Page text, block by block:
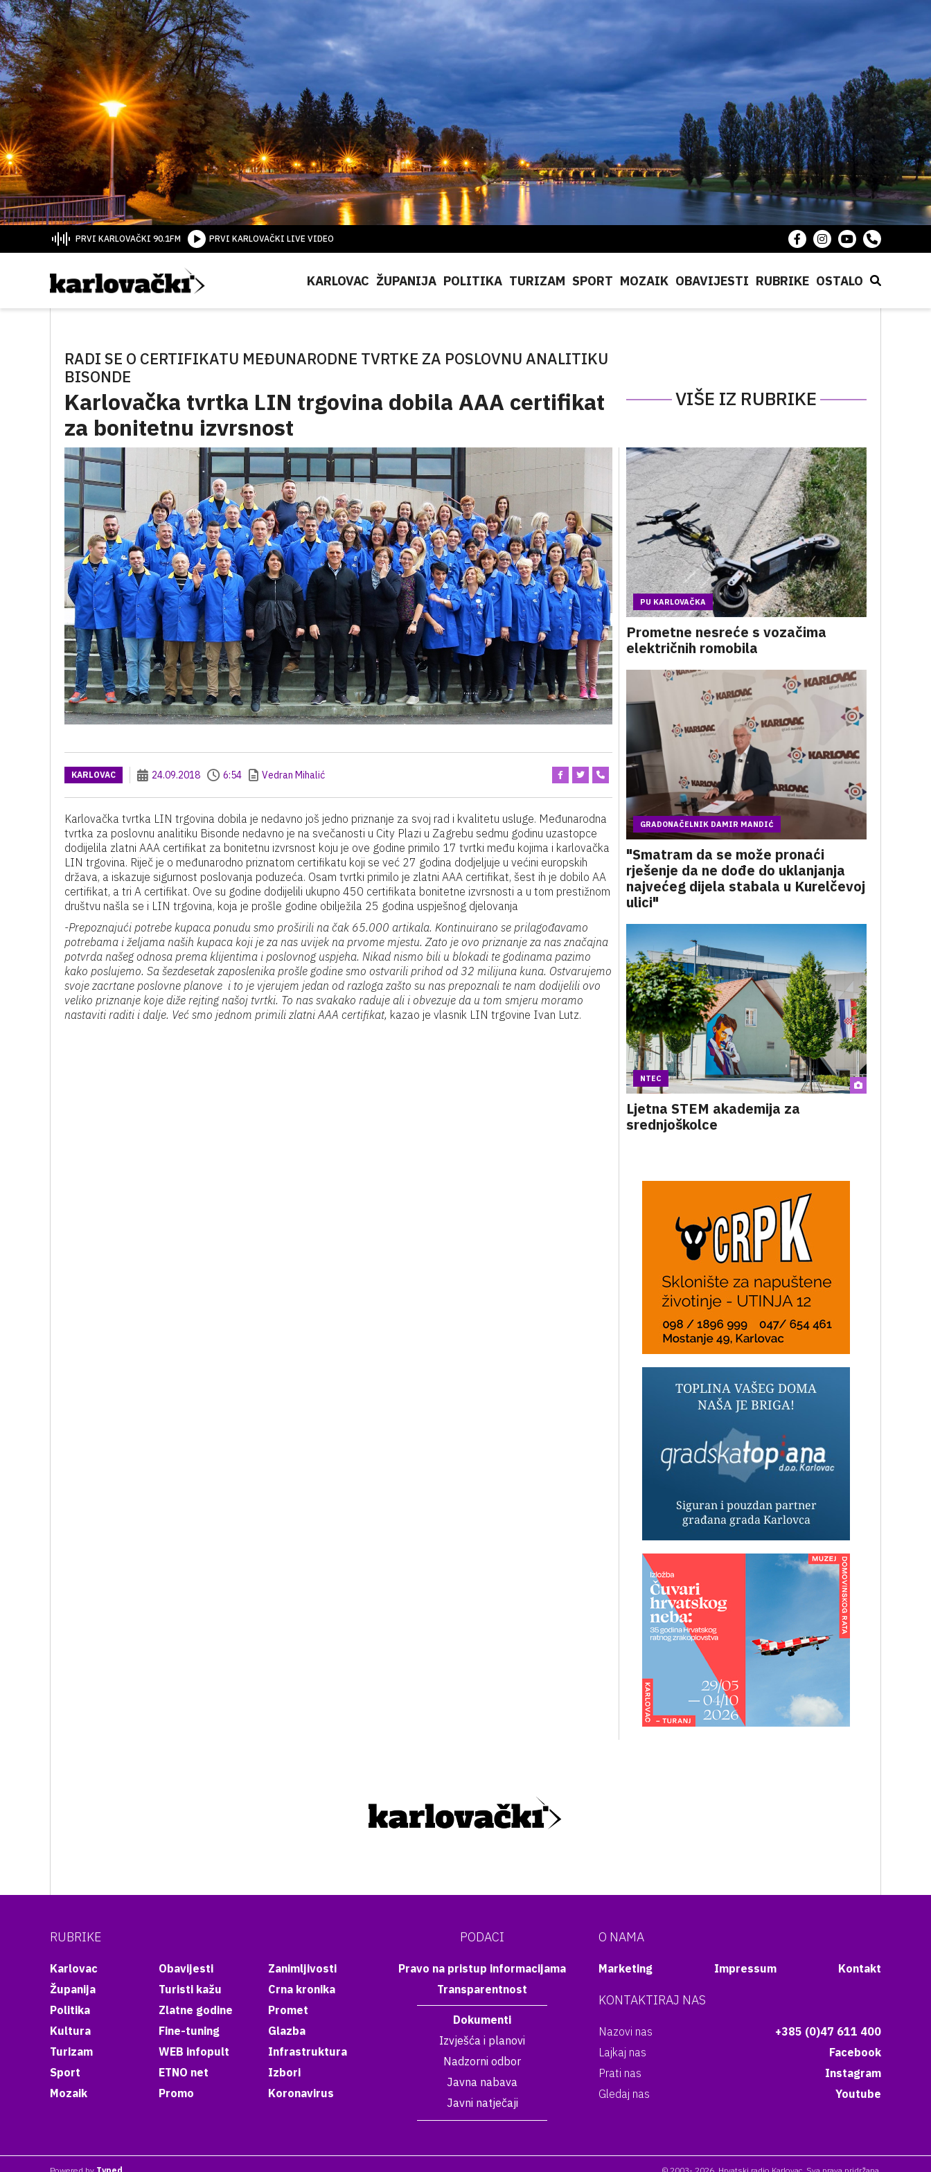
PRVI KARLOVAČKI 90.1FM PRVI KARLOVAČKI LIVE VIDEO
KARLOVAC ŽUPANIJA POLITIKA TURIZAM SPORT MOZAIK OBAVIJESTI RUBRIKE OSTALO
RADI SE O CERTIFIKATU MEĐUNARODNE TVRTKE ZA POSLOVNU ANALITIKU
BISONDE
Karlovačka tvrtka LIN trgovina dobila AAA certifikat
za bonitetnu izvrsnost
VIŠE IZ RUBRIKE
KARLOVAC 24.09.2018 6:54 Vedran Mihalić
Karlovačka tvrtka LIN trgovina dobila je nedavno još jedno priznanje za svoj rad i kvalitetu usluge. Međunarodna
tvrtka za poslovnu analitiku Bisonde nedavno je na svečanosti u City Plazi u Zagrebu sedmu godinu uzastopce
dodijelila zlatni AAA certifikat za bonitetnu izvrsnost koju je ove godine primilo 17 tvrtki među kojima i karlovačka
LIN trgovina. Riječ je o međunarodno priznatom certifikatu koji se već 27 godina dodjeljuje u većini europskih
država, a iskazuje sigurnost poslovanja poduzeća. Osam tvrtki primilo je zlatni AAA certifikat, šest ih je dobilo AA
certifikat, a tri A certifikat. Ove su godine dodijelili ukupno 450 certifikata bonitetne izvrsnosti a u tom prestižnom
društvu našla se i LIN trgovina, koja je prošle godine obilježila 25 godina uspješnog djelovanja
-Prepoznajući potrebe kupaca ponudu smo proširili na čak 65.000 artikala. Kontinuirano se prilagođavamo
potrebama i željama naših kupaca koji je za nas uvijek na prvome mjestu. Zato je ovo priznanje za nas značajna
potvrda našeg odnosa prema klijentima i poslovnog uspjeha. Nikad nismo bili u blokadi te godinama pazimo
kako poslujemo. Sa šezdesetak zaposlenika prošle godine smo ostvarili prihod od 32 milijuna kuna. Ostvarujemo
svoje zacrtane poslovne planove i to je vjerujem jedan od razloga zašto su nas prepoznali te nam dodijelili ovo
veliko priznanje koje diže rejting našoj tvrtki. To nas svakako raduje ali i obvezuje da u tom smjeru moramo
nastaviti raditi i dalje. Već smo jednom primili zlatni AAA certifikat, kazao je vlasnik LIN trgovine Ivan Lutz.
PU KARLOVAČKA
Prometne nesreće s vozačima
električnih romobila
GRADONAČELNIK DAMIR MANDIĆ
"Smatram da se može pronaći
rješenje da ne dođe do uklanjanja
najvećeg dijela stabala u Kurelčevoj
ulici"
NTEC
Ljetna STEM akademija za
srednjoškolce
RUBRIKE
Karlovac
Županija
Politika
Kultura
Turizam
Sport
Mozaik
Obavijesti
Turisti kažu
Zlatne godine
Fine-tuning
WEB infopult
ETNO net
Promo
Zanimljivosti
Crna kronika
Promet
Glazba
Infrastruktura
Izbori
Koronavirus
PODACI
Pravo na pristup informacijama
Transparentnost
Dokumenti
Izvješća i planovi
Nadzorni odbor
Javna nabava
Javni natječaji
O NAMA
Marketing Impressum Kontakt
KONTAKTIRAJ NAS
Nazovi nas
+385 (0)47 611 400
Lajkaj nas
Facebook
Prati nas
Instagram
Gledaj nas
Youtube
Powered by Typed © 2003- 2026. Hrvatski radio Karlovac. Sva prava pridržana.